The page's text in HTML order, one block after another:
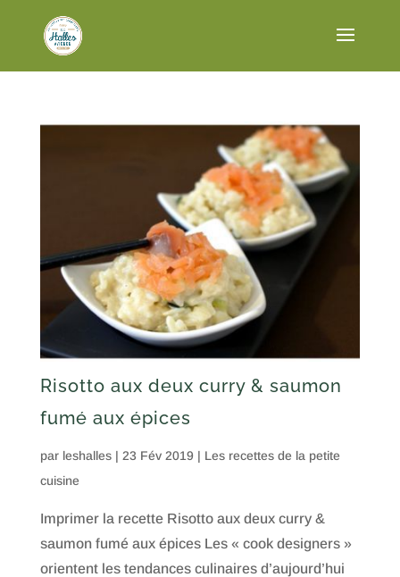
Risotto aux deux curry & saumon
fumé aux épices
par leshalles| 23 Fév 2019 | Les recettes de la petite
cuisine
Imprimer la recette Risotto aux deux curry &
saumon fumé aux épices Les « cook designers »
orientent les tendances culinaires d’aujourd’hui